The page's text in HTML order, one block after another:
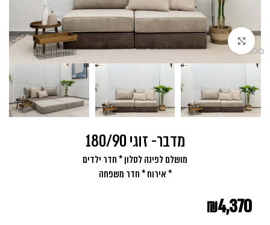
לחצו להגדלה
מדבר- זוגי 180/90
מושלם לפינה לסלון * חדר ילדים
* אירוח * חדר משפחה
₪4,370